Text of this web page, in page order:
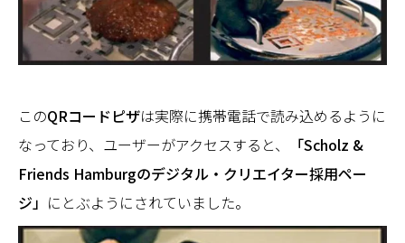
このQRコードピザは実際に携帯電話で読み込めるように
なっており、ユーザーがアクセスすると、
「Scholz &
Friends Hamburgのデジタル・クリエイター採用ペー
ジ」 にとぶようにされていました。